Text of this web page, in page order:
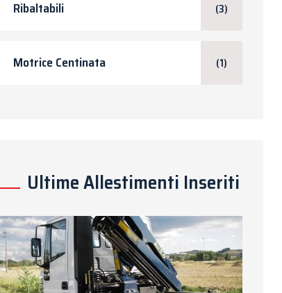
Ribaltabili (3)
Motrice Centinata (1)
Ultime Allestimenti Inseriti